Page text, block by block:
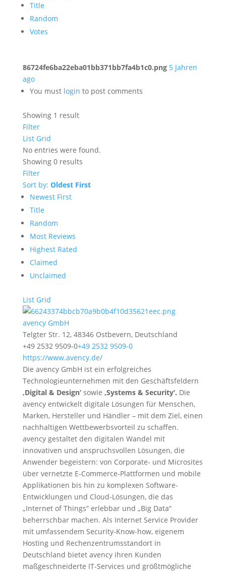
Title
Random
Votes
86724fe6ba22eba01bb371bb7fa4b1c0.png 5 Jahren
ago
You must login to post comments
Showing 1 result
Filter
List Grid
No entries were found.
Showing 0 results
Filter
Sort by: Oldest First
Newest First
Title
Random
Most Reviews
Highest Rated
Claimed
Unclaimed
List Grid
avency GmbH
Telgter Str. 12, 48346 Ostbevern, Deutschland
+49 2532 9509-0+49 2532 9509-0
https://www.avency.de/
Die avency GmbH ist ein erfolgreiches
Technologieunternehmen mit den Geschäftsfeldern
‚Digital & Design‘ sowie ‚Systems & Security‘. Die
avency entwickelt digitale Lösungen für Menschen,
Marken, Hersteller und Händler – mit dem Ziel, einen
nachhaltigen Wettbewerbsvorteil zu schaffen.
avency gestaltet den digitalen Wandel mit
innovativen und anspruchsvollen Lösungen, die
Anwender begeistern: von Corporate- und Microsites
über vernetzte E-Commerce-Plattformen und mobile
Applikationen bis hin zu komplexen Software-
Entwicklungen und Cloud-Lösungen, die das
„Internet of Things“ erlebbar und „Big Data“
beherrschbar machen. Als Internet Service Provider
mit umfassendem Security-Know-how, eigenem
Hosting und Rechenzentrumsstandort in
Deutschland bietet avency ihren Kunden
maßgeschneiderte IT-Services und größtmögliche